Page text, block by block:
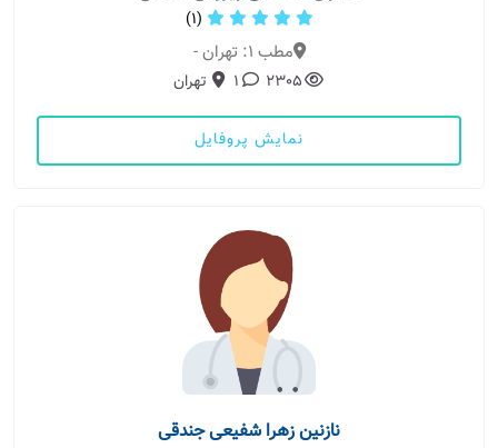
(1)
مطب 1: تهران -
2305
1 تهران
نمایش پروفایل
نازنین زهرا شفیعی جندقی